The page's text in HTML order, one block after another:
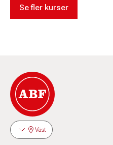
Se fler kurser
Väst